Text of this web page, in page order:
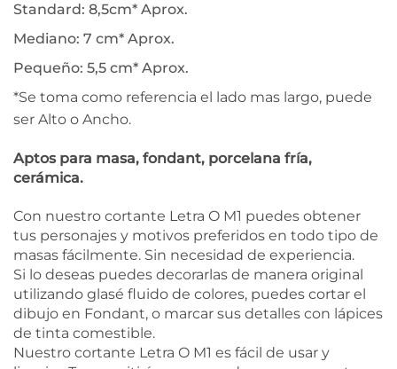
Standard: 8,5cm* Aprox.
Mediano: 7 cm* Aprox.
Pequeño: 5,5 cm* Aprox.
*Se toma como referencia el lado mas largo, puede
ser Alto o Ancho.
Aptos para masa, fondant, porcelana fría,
cerámica.
Con nuestro cortante Letra O M1 puedes obtener
tus personajes y motivos preferidos en todo tipo de
masas fácilmente. Sin necesidad de experiencia.
Si lo deseas puedes decorarlas de manera original
utilizando glasé fluido de colores, puedes cortar el
dibujo en Fondant, o marcar sus detalles con lápices
de tinta comestible.
Nuestro cortante Letra O M1 es fácil de usar y